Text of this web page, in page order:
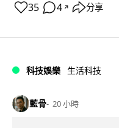
35 4 ↗ 分享
科技娛樂 生活科技
藍骨 20 小時